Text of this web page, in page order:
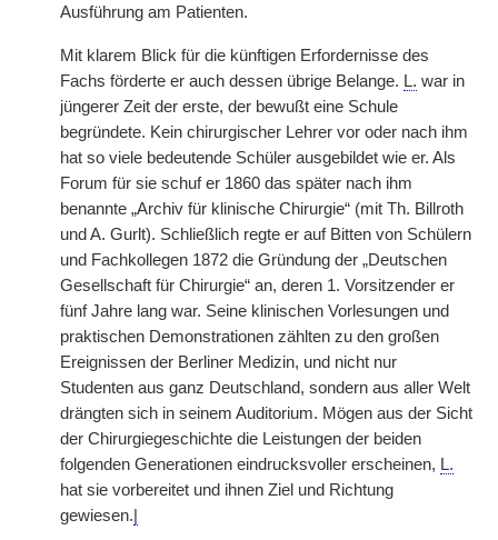
Ausführung am Patienten.
Mit klarem Blick für die künftigen Erfordernisse des
Fachs förderte er auch dessen übrige Belange. L. war in
jüngerer Zeit der erste, der bewußt eine Schule
begründete. Kein chirurgischer Lehrer vor oder nach ihm
hat so viele bedeutende Schüler ausgebildet wie er. Als
Forum für sie schuf er 1860 das später nach ihm
benannte „Archiv für klinische Chirurgie“ (mit Th. Billroth
und A. Gurlt). Schließlich regte er auf Bitten von Schülern
und Fachkollegen 1872 die Gründung der „Deutschen
Gesellschaft für Chirurgie“ an, deren 1. Vorsitzender er
fünf Jahre lang war. Seine klinischen Vorlesungen und
praktischen Demonstrationen zählten zu den großen
Ereignissen der Berliner Medizin, und nicht nur
Studenten aus ganz Deutschland, sondern aus aller Welt
drängten sich in seinem Auditorium. Mögen aus der Sicht
der Chirurgiegeschichte die Leistungen der beiden
folgenden Generationen eindrucksvoller erscheinen, L.
hat sie vorbereitet und ihnen Ziel und Richtung
gewiesen.